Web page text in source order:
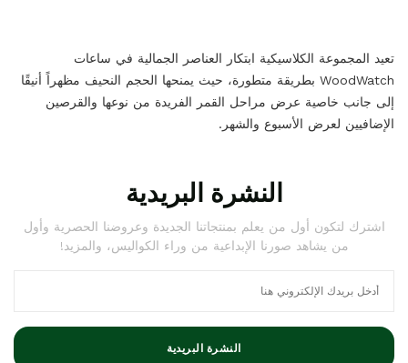
تعيد المجموعة الكلاسيكية ابتكار العناصر الجمالية في ساعات
WoodWatch بطريقة متطورة، حيث يمنحها الحجم النحيف مظهراً أنيقًا
إلى جانب خاصية عرض مراحل القمر الفريدة من نوعها والقرصين
الإضافيين لعرض الأسبوع والشهر.
النشرة البريدية
اشترك لتكون أول من يعلم بمنتجاتنا الجديدة وعروضنا الحصرية وأول
من يشاهد صورنا الإبداعية من وراء الكواليس، والمزيد!
النشرة البريدية